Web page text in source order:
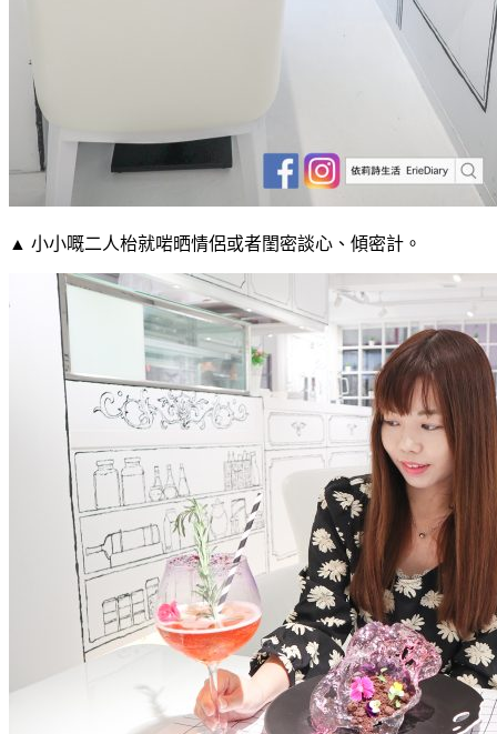
▲ 小小嘅二人枱就啱晒情侶或者閨密談心、傾密計。